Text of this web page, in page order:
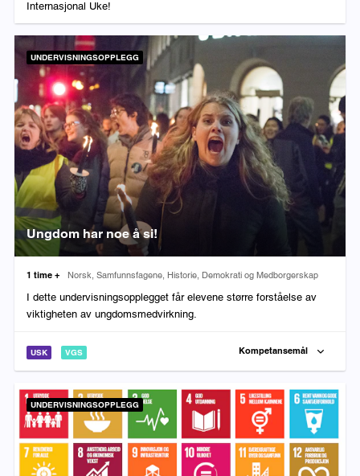
Internasjonal Uke!
UNDERVISNINGSOPPLEGG
Ungdom har noe å si!
Varighet:
1 time + Fag:
Norsk, Samfunnsfagene, Historie, Demokrati og Medborgerskap
I dette undervisningsopplegget får elevene større forståelse av
viktigheten av ungdomsmedvirkning.
USK VGS Kompetansemål
UNDERVISNINGSOPPLEGG